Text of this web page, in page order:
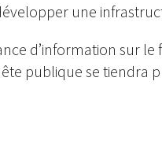
une
d’information sur
publique se tiendra